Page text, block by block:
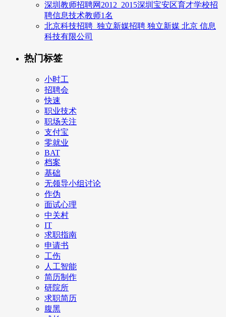
深圳教师招聘网2012_2015深圳宝安区育才学校招
聘信息技术教师1名
北京科技招聘_独立新媒招聘 独立新媒 北京 信息
科技有限公司
热门标签
小时工
招聘会
快速
职业技术
职场关注
支付宝
零就业
BAT
档案
基础
无领导小组讨论
作伪
面试心理
中关村
IT
求职指南
申请书
工伤
人工智能
简历制作
研院所
求职简历
腹黑